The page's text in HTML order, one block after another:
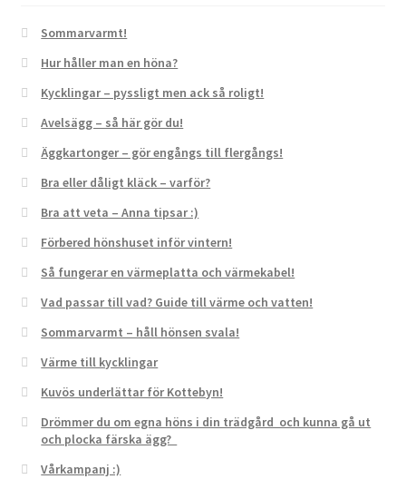
Sommarvarmt!
Hur håller man en höna?
Kycklingar – pyssligt men ack så roligt!
Avelsägg – så här gör du!
Äggkartonger – gör engångs till flergångs!
Bra eller dåligt kläck – varför?
Bra att veta – Anna tipsar :)
Förbered hönshuset inför vintern!
Så fungerar en värmeplatta och värmekabel!
Vad passar till vad? Guide till värme och vatten!
Sommarvarmt – håll hönsen svala!
Värme till kycklingar
Kuvös underlättar för Kottebyn!
Drömmer du om egna höns i din trädgård och kunna gå ut
och plocka färska ägg?
Vårkampanj :)